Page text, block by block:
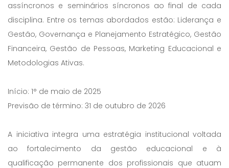
assíncronos e seminários síncronos ao final de cada
disciplina. Entre os temas abordados estão: Liderança e
Gestão, Governança e Planejamento Estratégico, Gestão
Financeira, Gestão de Pessoas, Marketing Educacional e
Metodologias Ativas.
Início: 1° de maio de 2025
Previsão de término: 31 de outubro de 2026
A iniciativa integra uma estratégia institucional voltada
ao fortalecimento da gestão educacional e à
qualificação permanente dos profissionais que atuam